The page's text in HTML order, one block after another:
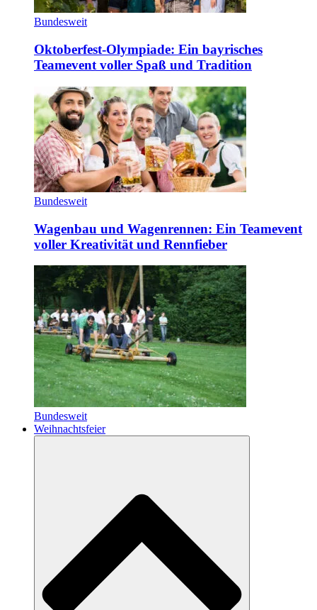
Bundesweit
Oktoberfest-Olympiade: Ein bayrisches
Teamevent voller Spaß und Tradition
Bundesweit
Wagenbau und Wagenrennen: Ein Teamevent
voller Kreativität und Rennfieber
Bundesweit
Weihnachtsfeier